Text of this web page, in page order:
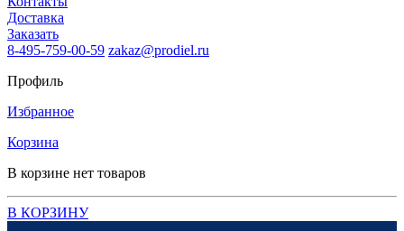
Доставка
Заказать
8-495-759-00-59 zakaz@prodiel.ru
Профиль
Избранное
Корзина
В корзине нет товаров
В КОРЗИНУ